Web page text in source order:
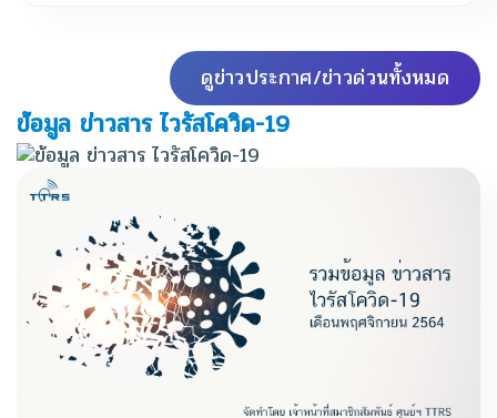
ดูข่าวประกาศ/ข่าวด่วนทั้งหมด
ข้อมูล ข่าวสาร ไวรัสโควิด-19